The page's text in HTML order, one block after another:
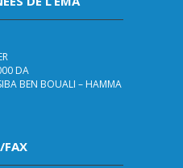
DA
BEN BOUALI – HAMMA
FAX